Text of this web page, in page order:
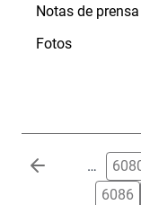
Notas de prensa
Fotos
Paginación …
6086